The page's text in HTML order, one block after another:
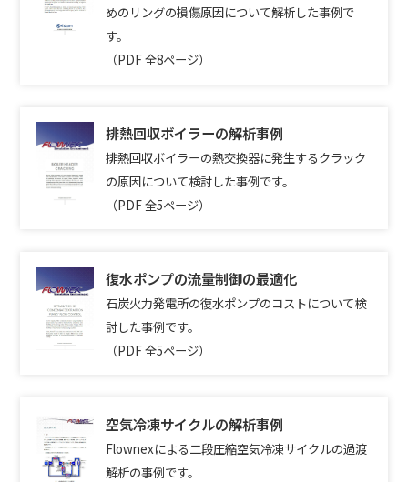
めのリングの損傷原因について解析した事例で
す。
（PDF 全8ページ）
排熱回収ボイラーの解析事例
排熱回収ボイラーの熱交換器に発生するクラック
の原因について検討した事例です。
（PDF 全5ページ）
復水ポンプの流量制御の最適化
石炭火力発電所の復水ポンプのコストについて検
討した事例です。
（PDF 全5ページ）
空気冷凍サイクルの解析事例
Flownexによる二段圧縮空気冷凍サイクルの過渡
解析の事例です。